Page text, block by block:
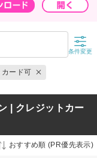
条件変更
カード可
| クレジットカー
おすすめ順 (PR優先表示)